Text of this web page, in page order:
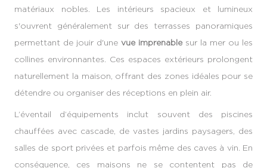
matériaux nobles. Les intérieurs spacieux et lumineux
s'ouvrent généralement sur des terrasses panoramiques
permettant de jouir d'une vue imprenable sur la mer ou les
collines environnantes. Ces espaces extérieurs prolongent
naturellement la maison, offrant des zones idéales pour se
détendre ou organiser des réceptions en plein air.
L’éventail d’équipements inclut souvent des piscines
chauffées avec cascade, de vastes jardins paysagers, des
salles de sport privées et parfois même des caves à vin. En
conséquence, ces maisons ne se contentent pas de